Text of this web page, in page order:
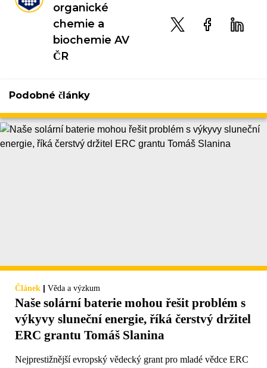
organické
chemie a
biochemie AV
ČR
Podobné články
Článek | Věda a výzkum
Naše solární baterie mohou řešit problém s
výkyvy sluneční energie, říká čerstvý držitel
ERC grantu Tomáš Slanina
Nejprestižnější evropský vědecký grant pro mladé vědce ERC